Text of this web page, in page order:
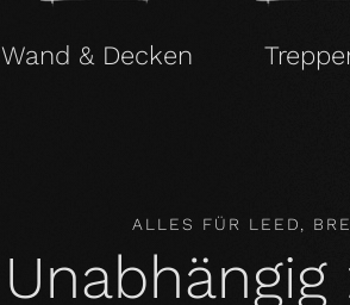
Wand & Decken
ALLES FÜR LEED,